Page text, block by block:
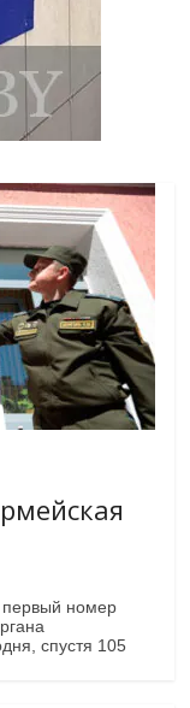
номер
спустя 105